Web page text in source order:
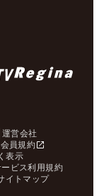
運営会社
会員規約
表示
ビス利用規約
イトマップ